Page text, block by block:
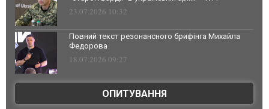
23.07.2026 10:32
Повний текст резонансного брифінга Михайла
Федорова
18.07.2026 09:27
ОПИТУВАННЯ